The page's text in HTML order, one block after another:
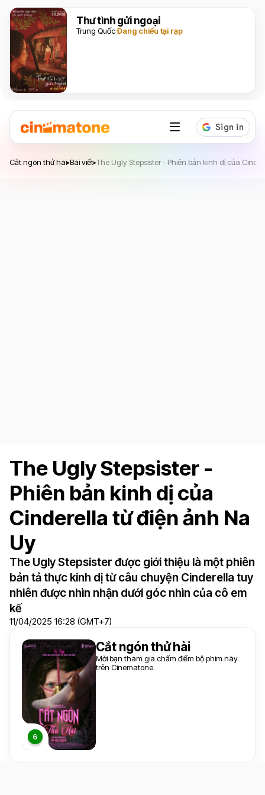
Thư tình gửi ngoại
Trung QuốcĐang chiếu tại rạp
Cắt ngón thử hài▸Bài viết▸The Ugly Stepsister - Phiên bản kinh dị của
The Ugly Stepsister -
Phiên bản kinh dị của
Cinderella từ điện ảnh Na
Uy
The Ugly Stepsister được giới thiệu là một phiên
bản tả thực kinh dị từ câu chuyện Cinderella tuy
nhiên được nhìn nhận dưới góc nhìn của cô em
kế
11/04/2025 16:28 (GMT+7)
Cắt ngón thử hài
Mời bạn tham gia chấm điểm bộ phim này
trên Cinematone.